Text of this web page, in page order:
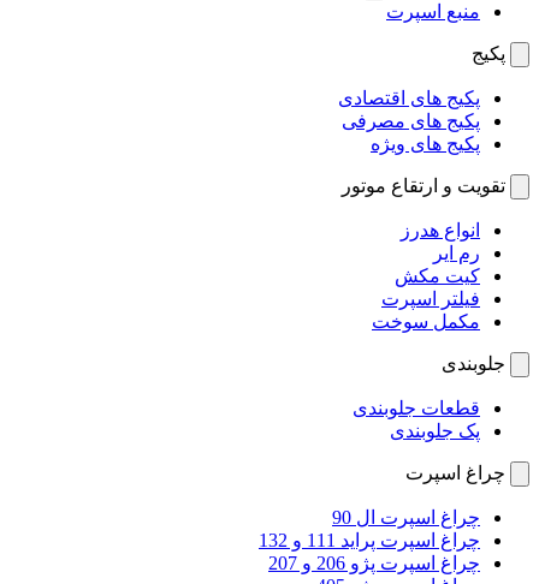
منبع اسپرت
پکیج
پکیج های اقتصادی
پکیج های مصرفی
پکیج های ویژه
تقویت و ارتقاع موتور
انواع هدرز
رم ایر
کیت مکش
فیلتر اسپرت
مکمل سوخت
جلوبندی
قطعات جلوبندی
پک جلوبندی
چراغ اسپرت
چراغ اسپرت ال 90
چراغ اسپرت پراید 111 و 132
چراغ اسپرت پژو 206 و 207